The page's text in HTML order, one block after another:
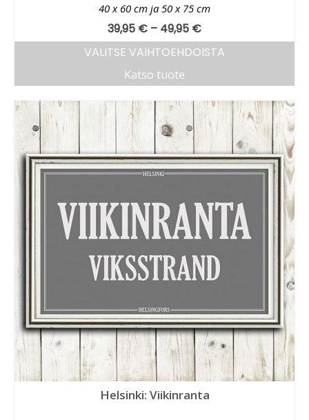
40 x 60 cm ja 50 x 75 cm
39,95 € – 49,95 €
VALITSE VAIHTOEHDOISTA
Katso tuote
Helsinki: Viikinranta